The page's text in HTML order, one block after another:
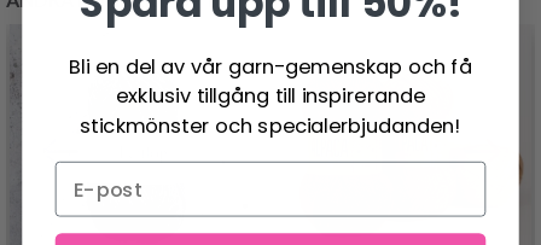
Bli en del av vår garn-gemenskap och få
exklusiv tillgång till inspirerande
stickmönster och specialerbjudanden!